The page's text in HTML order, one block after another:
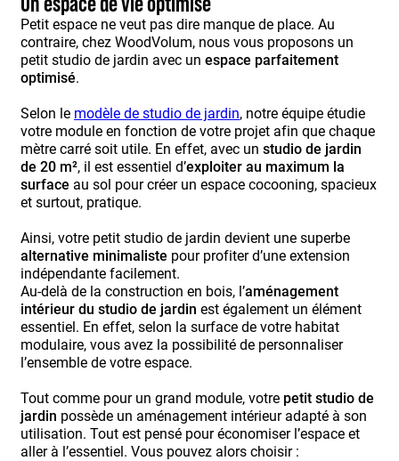
Petit espace ne veut pas dire manque de place. Au
contraire, chez WoodVolum, nous vous proposons un
petit studio de jardin avec un espace parfaitement
optimisé.
Selon le modèle de studio de jardin, notre équipe étudie
votre module en fonction de votre projet afin que chaque
mètre carré soit utile. En effet, avec un studio de jardin
de 20 m², il est essentiel d’exploiter au maximum la
surface au sol pour créer un espace cocooning, spacieux
et surtout, pratique.
Ainsi, votre petit studio de jardin devient une superbe
alternative minimaliste pour profiter d’une extension
indépendante facilement.
Au-delà de la construction en bois, l’aménagement
intérieur du studio de jardin est également un élément
essentiel. En effet, selon la surface de votre habitat
modulaire, vous avez la possibilité de personnaliser
l’ensemble de votre espace.
Tout comme pour un grand module, votre petit studio de
jardin possède un aménagement intérieur adapté à son
utilisation. Tout est pensé pour économiser l’espace et
aller à l’essentiel. Vous pouvez alors choisir :